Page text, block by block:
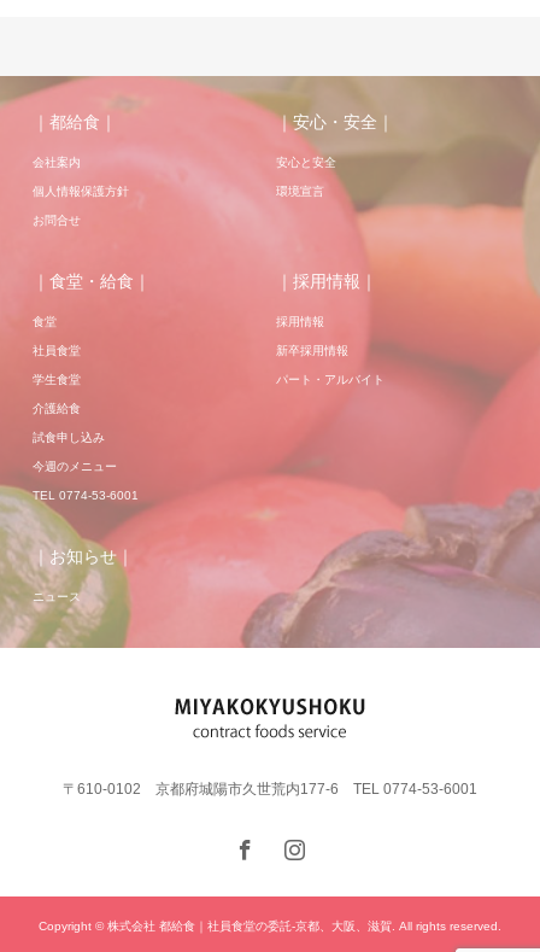
｜都給食｜
会社案内
個人情報保護方針
お問合せ
｜安心・安全｜
安心と安全
環境宣言
｜食堂・給食｜
食堂
社員食堂
学生食堂
介護給食
試食申し込み
今週のメニュー
TEL 0774-53-6001
｜採用情報｜
採用情報
新卒採用情報
パート・アルバイト
｜お知らせ｜
ニュース
〒610-0102 京都府城陽市久世荒内177-6 TEL 0774-53-6001
Copyright © 株式会社 都給食｜社員食堂の委託-京都、大阪、滋賀. All rights reserved.